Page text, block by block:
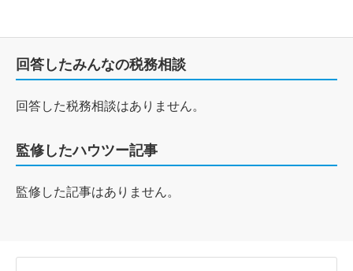
回答したみんなの税務相談
回答した税務相談はありません。
監修したハウツー記事
監修した記事はありません。